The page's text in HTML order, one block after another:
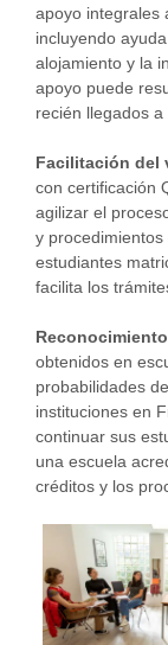
apoyo integrales
incluyendo
alojamiento y la
apoyo puede
recién llegados a
Facilitación del
con certificación
agilizar el
y
estudiantes
facilita los
obtenidos en
probabilidades
instituciones en
continuar sus
una escuela
créditos y los